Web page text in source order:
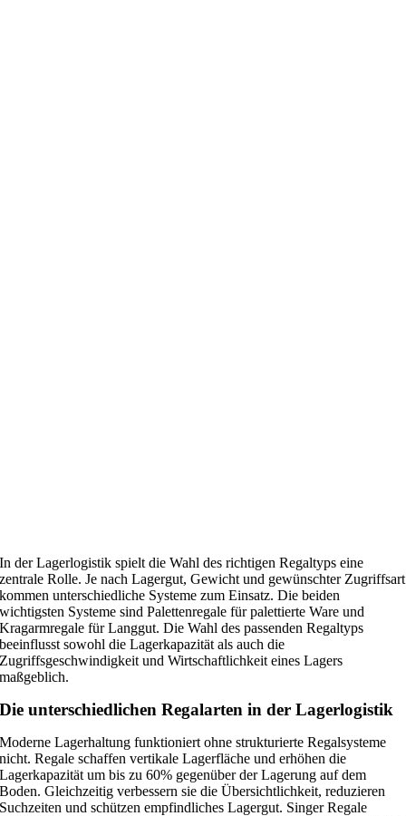
In der Lagerlogistik spielt die Wahl des richtigen Regaltyps eine
zentrale Rolle. Je nach Lagergut, Gewicht und gewünschter Zugriffsart
kommen unterschiedliche Systeme zum Einsatz. Die beiden
wichtigsten Systeme sind Palettenregale für palettierte Ware und
Kragarmregale für Langgut. Die Wahl des passenden Regaltyps
beeinflusst sowohl die Lagerkapazität als auch die
Zugriffsgeschwindigkeit und Wirtschaftlichkeit eines Lagers
maßgeblich.
Die unterschiedlichen Regalarten in der Lagerlogistik
Moderne Lagerhaltung funktioniert ohne strukturierte Regalsysteme
nicht. Regale schaffen vertikale Lagerfläche und erhöhen die
Lagerkapazität um bis zu 60% gegenüber der Lagerung auf dem
Boden. Gleichzeitig verbessern sie die Übersichtlichkeit, reduzieren
Suchzeiten und schützen empfindliches Lagergut. Singer Regale